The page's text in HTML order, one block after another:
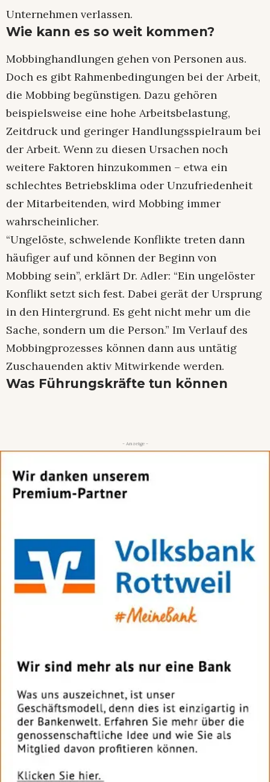
Unternehmen verlassen.
Wie kann es so weit kommen?
Mobbinghandlungen gehen von Personen aus.
Doch es gibt Rahmenbedingungen bei der Arbeit,
die Mobbing begünstigen. Dazu gehören
beispielsweise eine hohe Arbeitsbelastung,
Zeitdruck und geringer Handlungsspielraum bei
der Arbeit. Wenn zu diesen Ursachen noch
weitere Faktoren hinzukommen – etwa ein
schlechtes Betriebsklima oder Unzufriedenheit
der Mitarbeitenden, wird Mobbing immer
wahrscheinlicher.
“Ungelöste, schwelende Konflikte treten dann
häufiger auf und können der Beginn von
Mobbing sein”, erklärt Dr. Adler: “Ein ungelöster
Konflikt setzt sich fest. Dabei gerät der Ursprung
in den Hintergrund. Es geht nicht mehr um die
Sache, sondern um die Person.” Im Verlauf des
Mobbingprozesses können dann aus untätig
Zuschauenden aktiv Mitwirkende werden.
Was Führungskräfte tun können
- Anzeige -